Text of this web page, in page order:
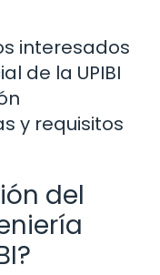
interesados
de la UPIBI
y requisitos
del